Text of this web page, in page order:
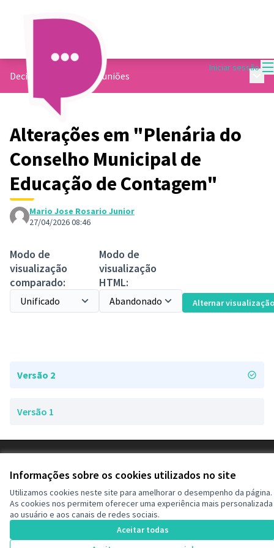
Informações sobre os cookies utilizados no site
Utilizamos cookies neste site para amelhorar o desempenho da página.
As cookies nos permitem oferecer uma experiência mais personalizada
ao usuário e aos canais de redes sociais.
Aceitar todas
Iniciar sessão
Decide Contagem Reuniões
Alterações em "Plenária do
Conselho Municipal de
Educação de Contagem"
Mario Jose Rosario Junior
27/04/2026 08:46
Modo de
visualização
comparado:
Modo de
visualização
HTML:
Alternar visualização
Versão 2
Versão 1
Configurações de cookies
Decide Contagem no Instagram
(Link externo)
Licença
(Link